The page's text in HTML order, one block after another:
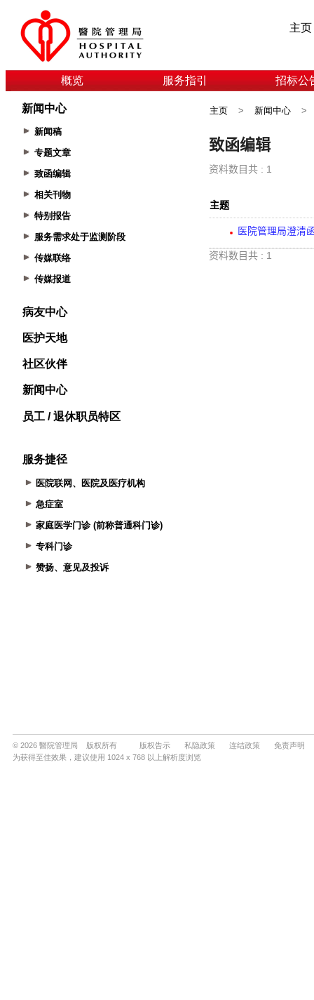
主页
概览 服务指引 招标公
新闻中心
新闻稿
专题文章
致函编辑
相关刊物
特别报告
服务需求处于监测阶段
传媒联络
传媒报道
病友中心
医护天地
社区伙伴
新闻中心
员工 / 退休职员特区
服务捷径
医院联网、医院及医疗机构
急症室
家庭医学门诊 (前称普通科门诊)
专科门诊
赞扬、意见及投诉
主页 > 新闻中心 >
© 2026 醫院管理局 版权所有 版权告示 私隐政策 连结政策
免责声明
为获得至佳效果，建议使用 1024 x 768 以上解析度浏览